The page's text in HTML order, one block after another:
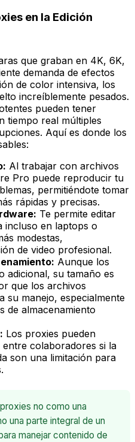
en la Edición
que graban en 4K, 6K,
demanda de efectos
de color intensiva, los
increíblemente pesados.
pueden tener
tiempo real múltiples
Aquí es donde los
Al trabajar con archivos
Pro puede reproducir tu
permitiéndote tomar
rápidas y precisas.
Te permite editar
incluso en laptops o
modestas,
de video profesional.
Aunque los
adicional, su tamaño es
que los archivos
su manejo, especialmente
de almacenamiento
Los proxies pueden
colaboradores si la
son una limitación para
no como una
una parte integral de un
manejar contenido de